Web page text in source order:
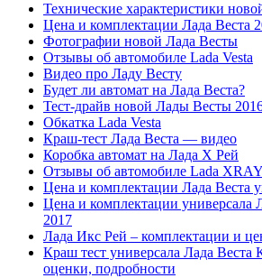
Технические характеристики
Цена и комплектации Лада Веста
Фотографии новой Лада Весты
Отзывы об автомобиле Lada Vesta
Видео про Ладу Весту
Будет ли автомат на Лада Веста?
Тест-драйв новой Лады Весты
Обкатка Lada Vesta
Краш-тест Лада Веста — видео
Коробка автомат на Лада Х Рей
Отзывы об автомобиле Lada XRAY
Цена и комплектации Лада Веста
Цена и комплектации универсала
2017
Лада Икс Рей – комплектации и
Краш тест универсала Лада Веста
оценки, подробности